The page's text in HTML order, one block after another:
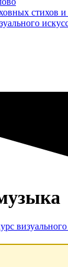
стихов